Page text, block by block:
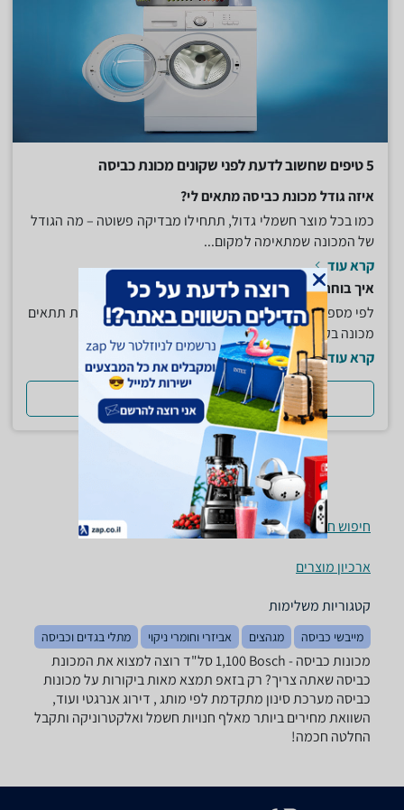
5 טיפים שחשוב לדעת לפני שקונים מכונת כביסה
איזה גודל מכונת כביסה מתאים לי?
כמו בכל מוצר חשמלי גדול, תתחילו מבדיקה פשוטה – מה הגודל
של המכונה שמתאימה למקום...
קרא עוד
איך בוחרים את הקיבולת של המכונה?
לפי מספר הנפשות שיש במשפחה. לבית עם 3 או 4 נפשות תתאים
מכונה בקיבולת של 5 או 6...
קרא עוד
למדריך המלא
חיפוש חנויות מכונות כביסה לפי עיר
ארכיון מוצרים
קטגוריות משלימות
מייבשי כביסה מגהצים אביזרי וחומרי ניקוי מתלי בגדים וכביסה
מכונות כביסה - ‏Bosch ‏1,100 ‏סל"ד רוצה למצוא את המכונת
כביסה שאתה צריך? רק בזאפ תמצא מאות ביקורות על מכונות
כביסה מערכת סינון מתקדמת לפי מותג , דירוג אנרגטי ועוד,
השוואת מחירים ביותר מאלף חנויות חשמל ואלקטרוניקה ותקבל
החלטה חכמה!